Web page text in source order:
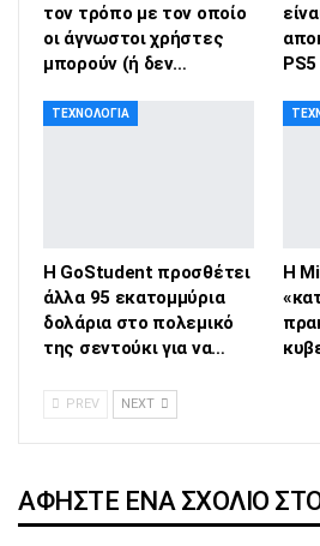
τον τρόπο με τον οποίο
οι άγνωστοι χρήστες
μπορούν (ή δεν…
PS5
ΤΕΧΝΟΛΟΓΊΑ
Η GoStudent προσθέτει
άλλα 95 εκατομμύρια
δολάρια στο πολεμικό
της σεντούκι για να…
Η
PREV NEXT
ΑΦΉΣΤΕ ΈΝΑ ΣΧΌΛΙΟ